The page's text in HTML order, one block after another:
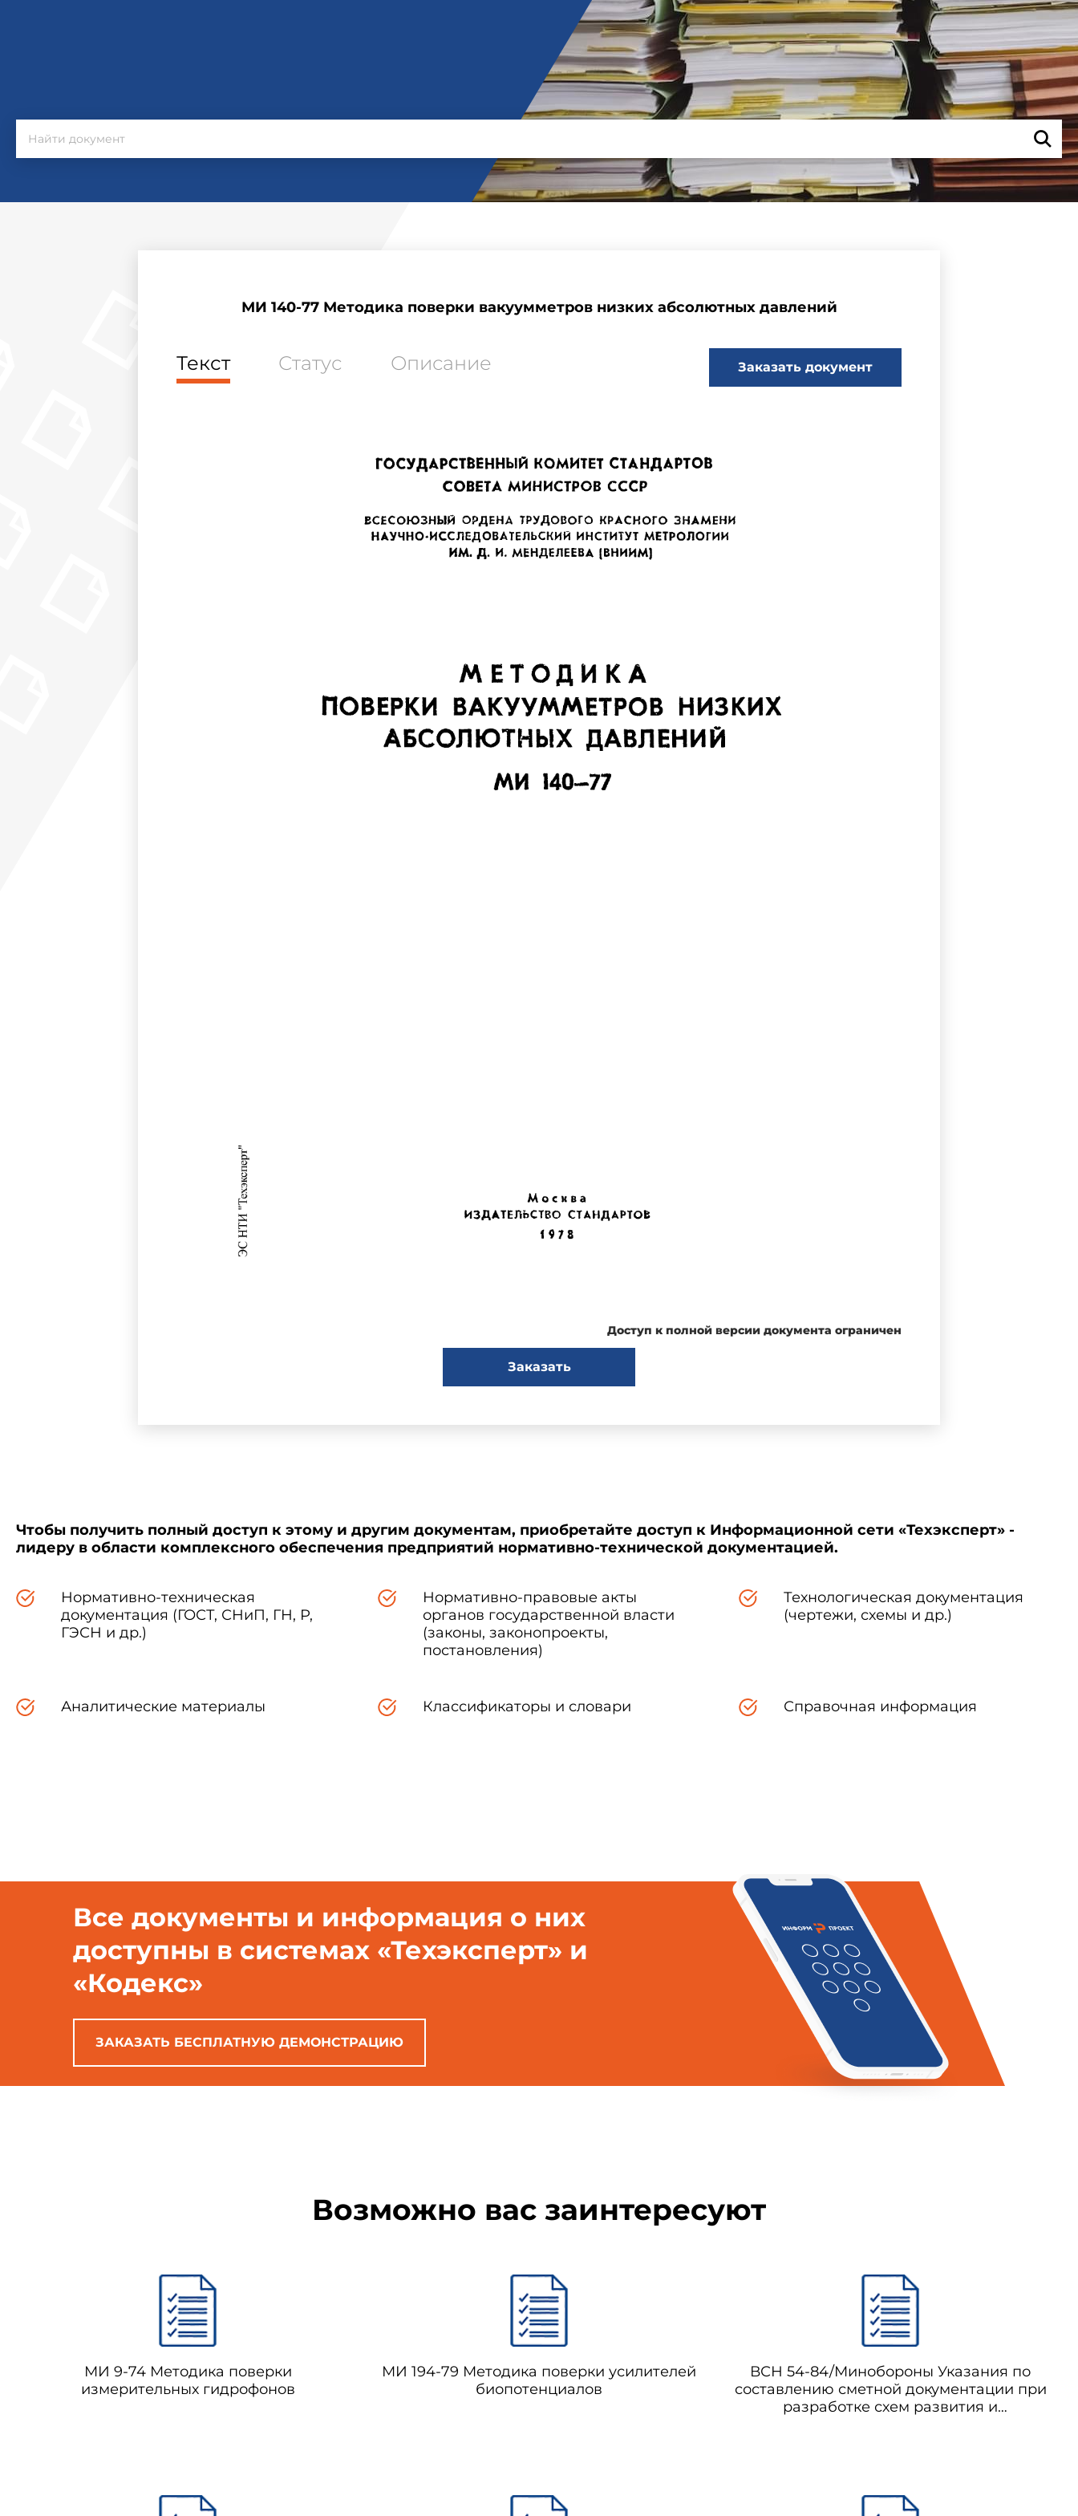
МИ 140-77 Методика поверки вакуумметров низких абсолютных давлений
Текст Статус Описание Заказать документ
Доступ к полной версии документа ограничен
Заказать
Чтобы получить полный доступ к этому и другим документам, приобретайте доступ к Информационной сети «Техэксперт» -
лидеру в области комплексного обеспечения предприятий нормативно-технической документацией.
Нормативно-техническая
документация (ГОСТ, СНиП, ГН, Р,
ГЭСН и др.)
Нормативно-правовые акты
органов государственной власти
(законы, законопроекты,
постановления)
Технологическая документация
(чертежи, схемы и др.)
Аналитические материалы Классификаторы и словари Справочная информация
Все документы и информация о них
доступны в системах «Техэксперт» и
«Кодекс»
ЗАКАЗАТЬ БЕСПЛАТНУЮ ДЕМОНСТРАЦИЮ
Возможно вас заинтересуют
МИ 9-74 Методика поверки
измерительных гидрофонов
МИ 194-79 Методика поверки усилителей
биопотенциалов
ВСН 54-84/Минобороны Указания по
составлению сметной документации при
разработке схем развития и
реконструкции) объектов Министерства